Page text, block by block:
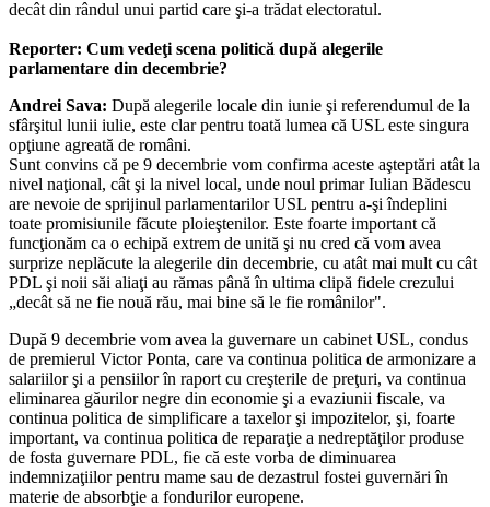
decât din rândul unui partid care şi-a trădat electoratul.
Reporter: Cum vedeţi scena politică după alegerile
parlamentare din decembrie?
Andrei Sava: După alegerile locale din iunie şi referendumul de la
sfârşitul lunii iulie, este clar pentru toată lumea că USL este singura
opţiune agreată de români.
Sunt convins că pe 9 decembrie vom confirma aceste aşteptări atât la
nivel naţional, cât şi la nivel local, unde noul primar Iulian Bădescu
are nevoie de sprijinul parlamentarilor USL pentru a-şi îndeplini
toate promisiunile făcute ploieştenilor. Este foarte important că
funcţionăm ca o echipă extrem de unită şi nu cred că vom avea
surprize neplăcute la alegerile din decembrie, cu atât mai mult cu cât
PDL şi noii săi aliaţi au rămas până în ultima clipă fidele crezului
„decât să ne fie nouă rău, mai bine să le fie românilor".
După 9 decembrie vom avea la guvernare un cabinet USL, condus
de premierul Victor Ponta, care va continua politica de armonizare a
salariilor şi a pensiilor în raport cu creşterile de preţuri, va continua
eliminarea găurilor negre din economie şi a evaziunii fiscale, va
continua politica de simplificare a taxelor şi impozitelor, şi, foarte
important, va continua politica de reparaţie a nedreptăţilor produse
de fosta guvernare PDL, fie că este vorba de diminuarea
indemnizaţiilor pentru mame sau de dezastrul fostei guvernări în
materie de absorbţie a fondurilor europene.